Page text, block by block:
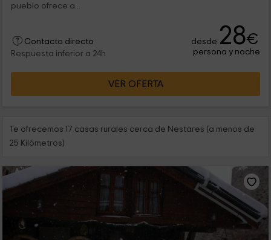
pueblo ofrece a...
Contacto directo
Respuesta inferior a 24h
desde 28€
persona y noche
VER OFERTA
Te ofrecemos 17 casas rurales cerca de Nestares (a menos de
25 Kilómetros)